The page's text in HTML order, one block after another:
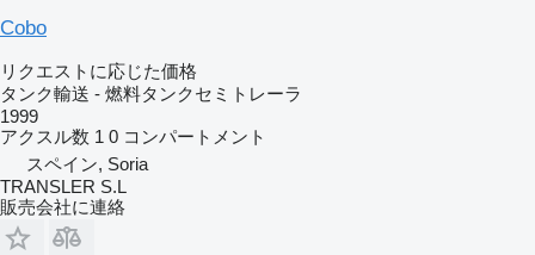
Cobo
リクエストに応じた価格
タンク輸送 - 燃料タンクセミトレーラ
1999
アクスル数 1 0 コンパートメント
スペイン, Soria
TRANSLER S.L
販売会社に連絡